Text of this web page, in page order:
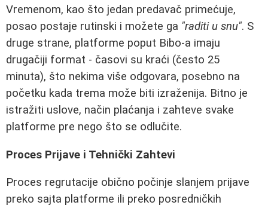
Vremenom, kao što jedan predavač primećuje,
posao postaje rutinski i možete ga "raditi u snu". S
druge strane, platforme poput Bibo-a imaju
drugačiji format - časovi su kraći (često 25
minuta), što nekima više odgovara, posebno na
početku kada trema može biti izraženija. Bitno je
istražiti uslove, način plaćanja i zahteve svake
platforme pre nego što se odlučite.
Proces Prijave i Tehnički Zahtevi
Proces regrutacije obično počinje slanjem prijave
preko sajta platforme ili preko posredničkih